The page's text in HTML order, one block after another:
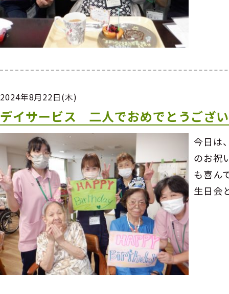
2024年8月22日(木)
デイサービス 二人でおめでとうござ
今日は
のお祝
も喜ん
生日会